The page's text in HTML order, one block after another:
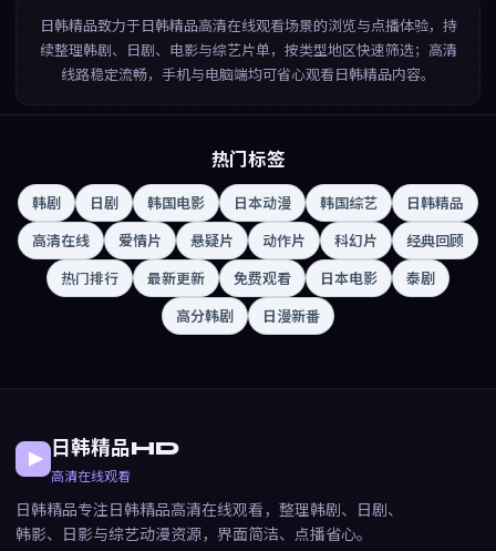
日韩精品致力于日韩精品高清在线观看场景的浏览与点播体验，持
续整理韩剧、日剧、电影与综艺片单，按类型地区快速筛选；高清
线路稳定流畅，手机与电脑端均可省心观看日韩精品内容。
热门标签
韩剧 日剧 韩国电影 日本动漫 韩国综艺
日韩精品
高清在线
爱情片 悬疑片 动作片 科幻片
经典回顾
热门排行
最新更新 免费观看 日本电影
泰剧
高分韩剧
日漫新番
日韩精品HD
高清在线观看
日韩精品专注日韩精品高清在线观看，整理韩剧、日剧、
韩影、日影与综艺动漫资源，界面简洁、点播省心。